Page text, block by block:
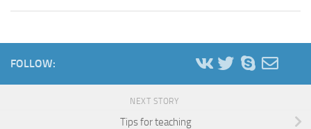
FOLLOW:
NEXT STORY
Tips for teaching